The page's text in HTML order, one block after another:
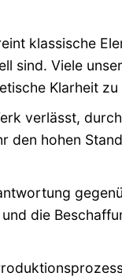
klassische
sind. Viele
Klarheit
verlässt,
den hohen
die